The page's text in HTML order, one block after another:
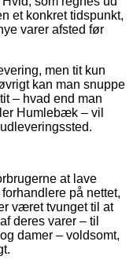
et konkret tidspunkt,
varer afsted før
men tit kun
kan man snuppe
– hvad end man
Humlebæk – vil
at lave
på nettet,
været tvunget til at
deres varer – til
damer – voldsomt,